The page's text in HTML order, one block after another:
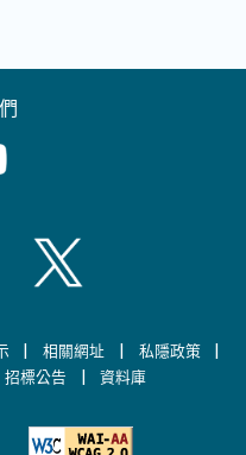
[This link will pop up in
will pop up in a new
[This link will pop up
Twitter [This link will
| 相關網址 | 私隱政策 |
招標公告 | 資料庫